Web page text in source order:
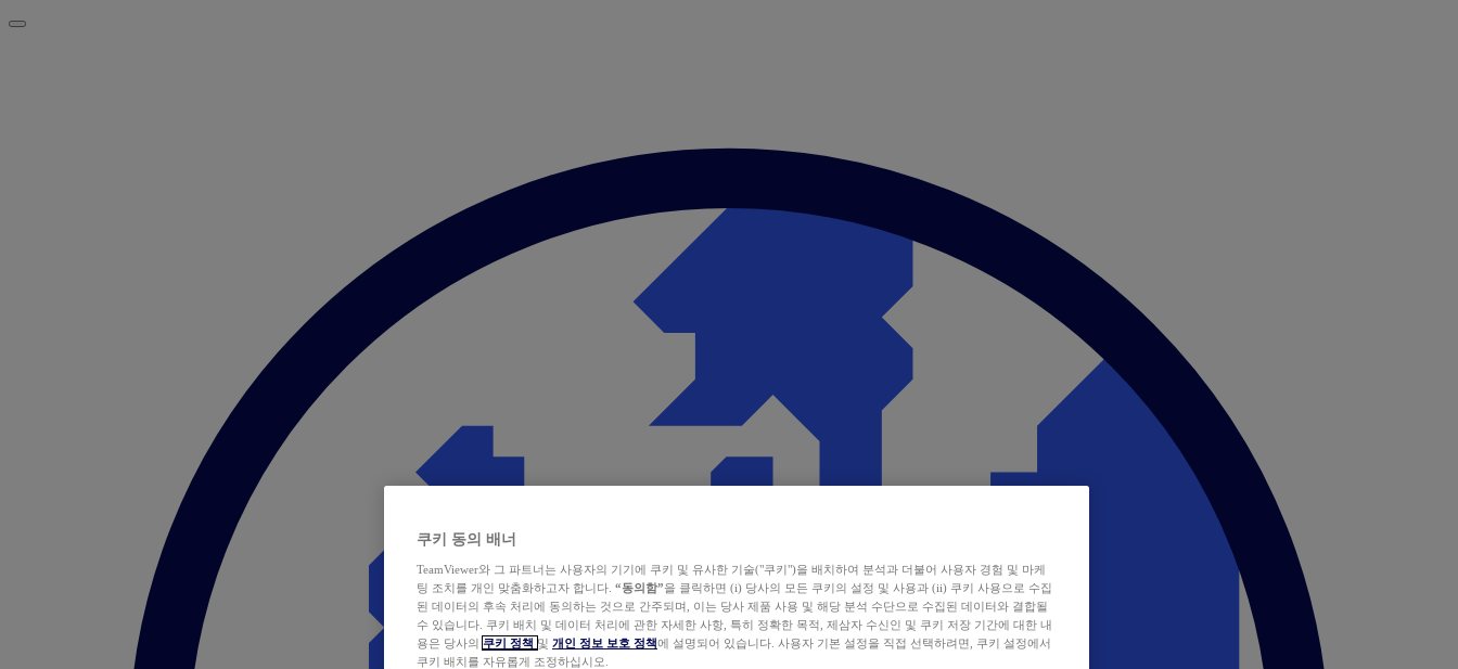
쿠키 동의 배너
TeamViewer와 그 파트너는 사용자의 기기에 쿠키 및 유사한 기술("쿠키")을 배치하여 분석과 더불어 사용자 경험 및 마케
팅 조치를 개인 맞춤화하고자 합니다. “동의함”을 클릭하면 (i) 당사의 모든 쿠키의 설정 및 사용과 (ii) 쿠키 사용으로 수집
된 데이터의 후속 처리에 동의하는 것으로 간주되며, 이는 당사 제품 사용 및 해당 분석 수단으로 수집된 데이터와 결합될
수 있습니다. 쿠키 배치 및 데이터 처리에 관한 자세한 사항, 특히 정확한 목적, 제삼자 수신인 및 쿠키 저장 기간에 대한 내
용은 당사의 쿠키 정책 및 개인 정보 보호 정책에 설명되어 있습니다. 사용자 기본 설정을 직접 선택하려면, 쿠키 설정에서
쿠키 배치를 자유롭게 조정하십시오.